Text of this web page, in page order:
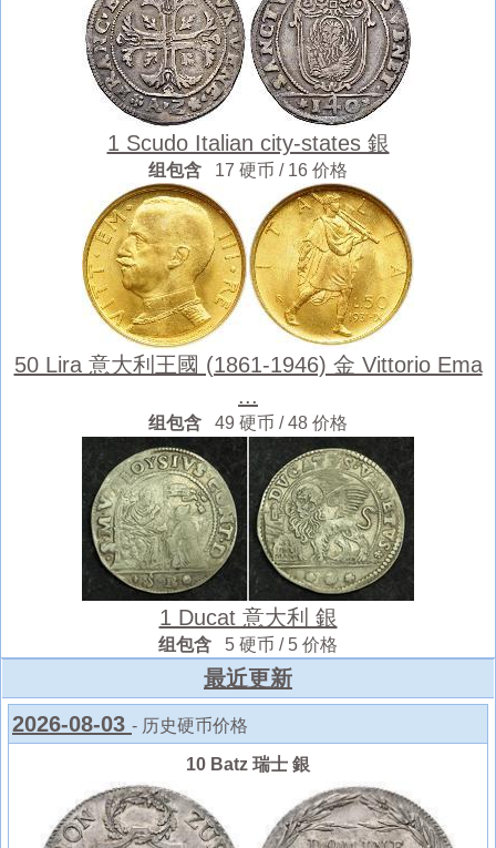
1 Scudo Italian city-states 銀
组包含 17 硬币 / 16 价格
50 Lira 意大利王國 (1861-1946) 金 Vittorio Ema
...
组包含 49 硬币 / 48 价格
1 Ducat 意大利 銀
组包含 5 硬币 / 5 价格
最近更新
2026-08-03 - 历史硬币价格
10 Batz 瑞士 銀